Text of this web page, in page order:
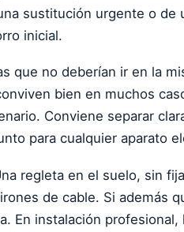
sustitución urgente o de
inicial.
que no deberían ir en la
bien en muchos
Conviene separar
para cualquier aparato
regleta en el suelo, sin
de cable. Si además
En instalación